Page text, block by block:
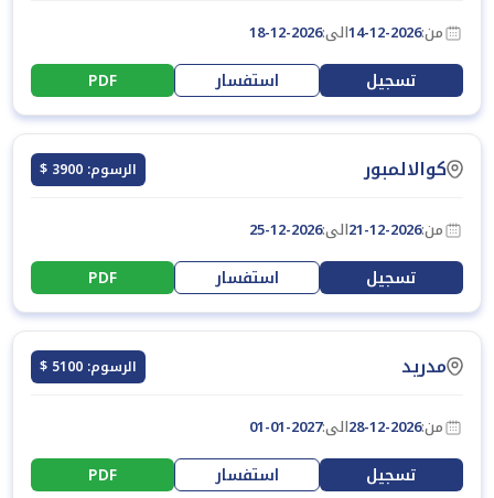
من:14-12-2026الى:18-12-2026
تسجيل استفسار PDF
كوالالمبور الرسوم: 3900 $
من:21-12-2026الى:25-12-2026
تسجيل استفسار PDF
مدريد الرسوم: 5100 $
من:28-12-2026الى:01-01-2027
تسجيل استفسار PDF